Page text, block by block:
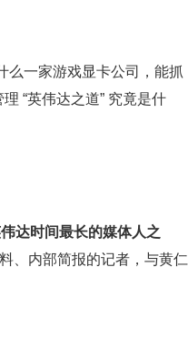
么一家游戏显卡公司，能抓
“英伟达之道” 究竟是什
达时间最长的媒体人之
、内部简报的记者，与黄仁